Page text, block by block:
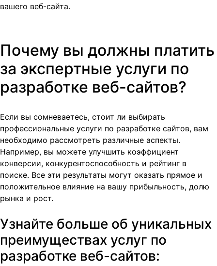
вашего веб-сайта.
Почему вы должны платить
за экспертные услуги по
разработке веб-сайтов?
Если вы сомневаетесь, стоит ли выбирать
профессиональные услуги по разработке сайтов, вам
необходимо рассмотреть различные аспекты.
Например, вы можете улучшить коэффициент
конверсии, конкурентоспособность и рейтинг в
поиске. Все эти результаты могут оказать прямое и
положительное влияние на вашу прибыльность, долю
рынка и рост.
Узнайте больше об уникальных
преимуществах услуг по
разработке веб-сайтов: